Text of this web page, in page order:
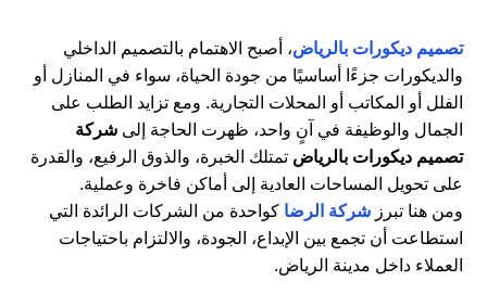
تصميم ديكورات بالرياض، أصبح الاهتمام بالتصميم الداخلي
والديكورات جزءًا أساسيًا من جودة الحياة، سواء في المنازل أو
الفلل أو المكاتب أو المحلات التجارية. ومع تزايد الطلب على
الجمال والوظيفة في آنٍ واحد، ظهرت الحاجة إلىشركة
تصميم ديكورات بالرياض تمتلك الخبرة، والذوق الرفيع، والقدرة
على تحويل المساحات العادية إلى أماكن فاخرة وعملية.
ومن هنا تبرزشركة الرضا كواحدة من الشركات الرائدة التي
استطاعت أن تجمع بين الإبداع، الجودة، والالتزام باحتياجات
العملاء داخل مدينة الرياض.